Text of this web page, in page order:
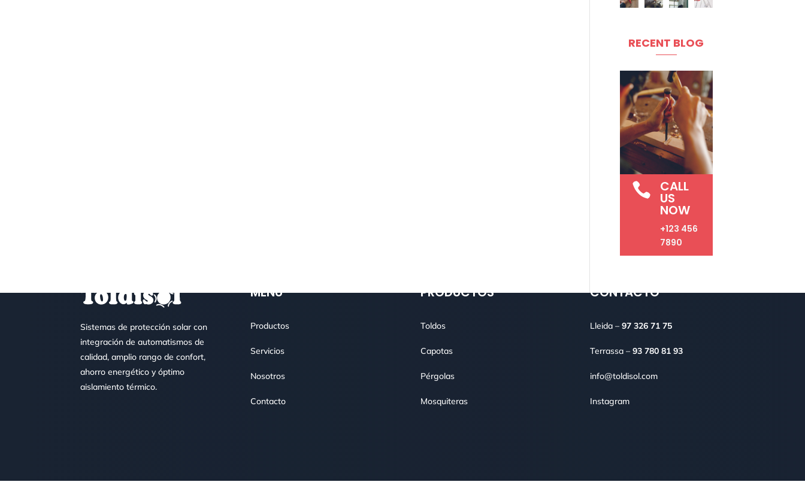
RECENT BLOG
 CALL
US
NOW
+123 456
7890
Sistemas de protección solar con
integración de automatismos de
calidad, amplio rango de confort,
ahorro energético y óptimo
aislamiento térmico.
MENÚ
Productos
Servicios
Nosotros
Contacto
PRODUCTOS
Toldos
Capotas
Pérgolas
Mosquiteras
CONTACTO
Lleida –97 326 71 75
Terrassa –93 780 81 93
info@toldisol.com
Instagram